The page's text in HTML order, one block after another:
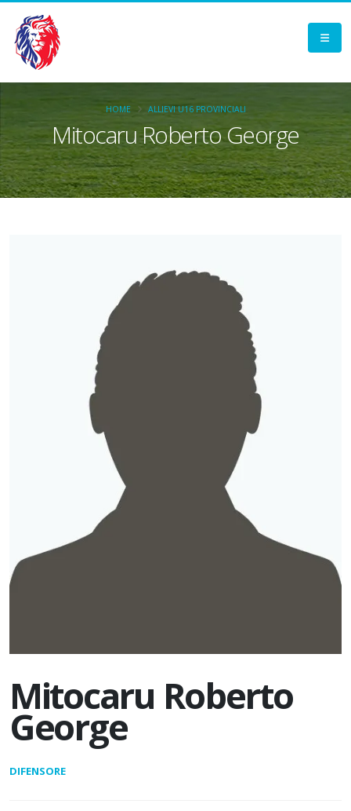
Mitocaru Roberto George
HOME ALLIEVI U16 PROVINCIALI
Mitocaru Roberto
George
DIFENSORE